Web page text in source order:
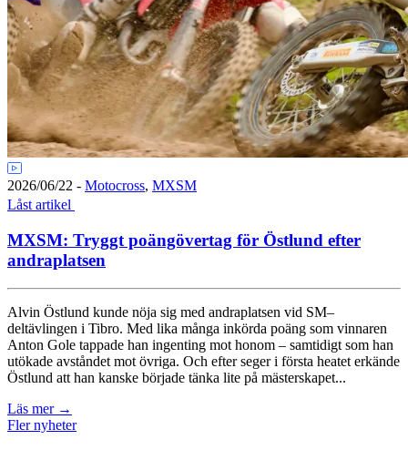
2026/06/22 - Motocross, MXSM
Låst artikel
MXSM: Tryggt poängövertag för Östlund efter
andraplatsen
Alvin Östlund kunde nöja sig med andraplatsen vid SM–
deltävlingen i Tibro. Med lika många inkörda poäng som vinnaren
Anton Gole tappade han ingenting mot honom – samtidigt som han
utökade avståndet mot övriga. Och efter seger i första heatet erkände
Östlund att han kanske började tänka lite på mästerskapet...
Läs mer →
Fler nyheter